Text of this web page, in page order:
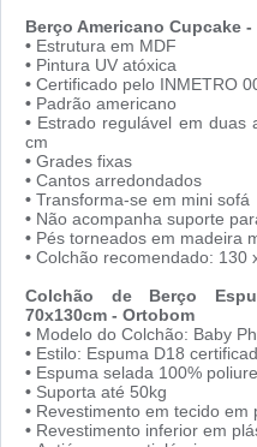
Berço Americano Cupcake
• Estrutura em MDF
• Pintura UV atóxica
• Certificado pelo INMETRO
• Padrão americano
• Estrado regulável em duas
cm
• Grades fixas
• Cantos arredondados
• Transforma-se em mini sofá
• Não acompanha suporte
• Pés torneados em madeira
• Colchão recomendado: 130
Colchão de Berço
70x130cm - Ortobom
• Modelo do Colchão: Baby
• Estilo: Espuma D18
• Espuma selada 100%
• Suporta até 50kg
• Revestimento em tecido em
• Revestimento inferior em